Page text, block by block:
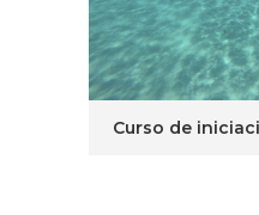
Curso de